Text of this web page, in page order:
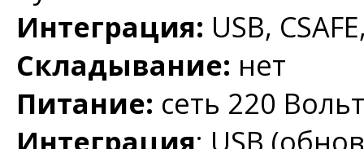
Интеграция: USB,
Складывание: нет
Питание: сеть 220 Вольт
Интеграция: USB